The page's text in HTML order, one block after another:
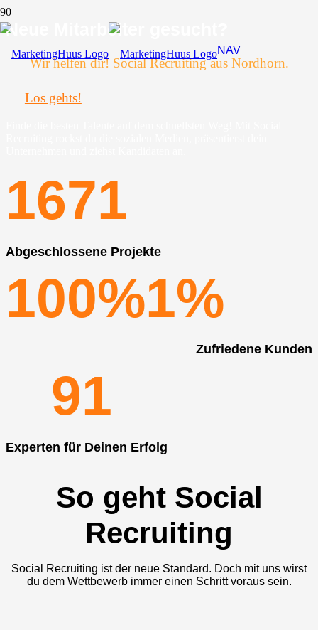
NAV
Neue Mitarbeiter gesucht?
Wir helfen dir! Social Recruiting aus Nordhorn.
Los gehts!
1671
Abgeschlossene Projekte
100%1%
Zufriedene Kunden
91
Experten für Deinen Erfolg
So geht Social
Recruiting
Social Recruiting ist der neue Standard. Doch mit uns wirst
du dem Wettbewerb immer einen Schritt voraus sein.